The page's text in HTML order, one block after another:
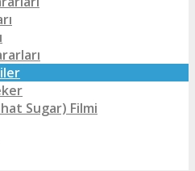
Sugar) Filmi